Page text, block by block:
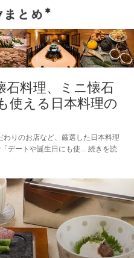
石料理、ミニ懐石
使える日本料理の
りのお店など、厳選した日本料理
デートや誕生日にも使
続きを読